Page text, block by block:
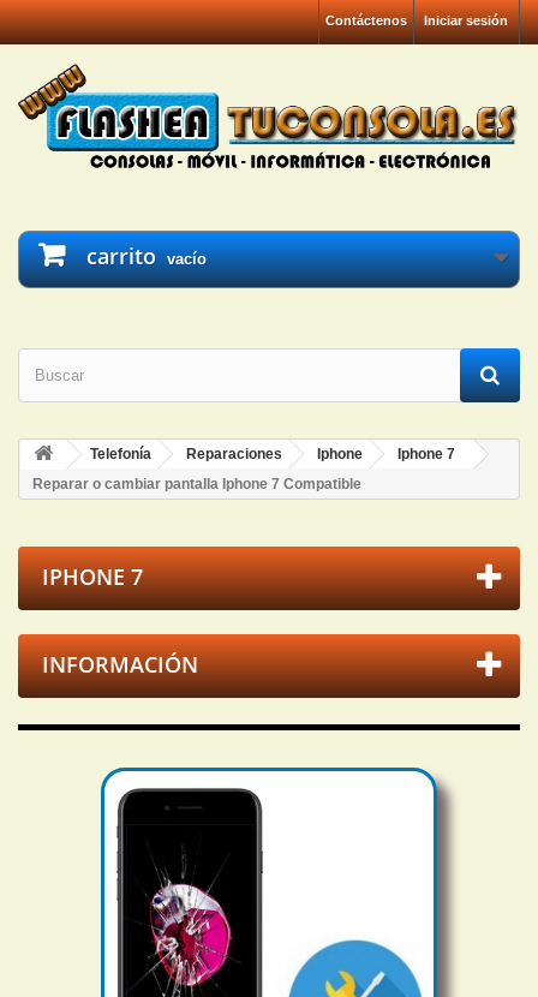
Iniciar sesión
Contáctenos
carrito vacío
Telefonía Reparaciones Iphone
Iphone 7
Reparar o cambiar pantalla Iphone 7 Compatible
IPHONE 7
INFORMACIÓN